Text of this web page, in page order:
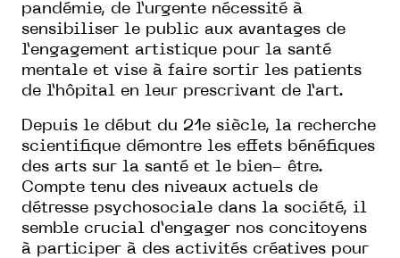
pandémie, de l’urgente nécessité à
sensibiliser le public aux avantages de
l’engagement artistique pour la santé
mentale et vise à faire sortir les patients
de l’hôpital en leur prescrivant de l’art.
Depuis le début du 21e siècle, la recherche
scientifique démontre les effets bénéfiques
des arts sur la santé et le bien- être.
Compte tenu des niveaux actuels de
détresse psychosociale dans la société, il
semble crucial d’engager nos concitoyens
à participer à des activités créatives pour